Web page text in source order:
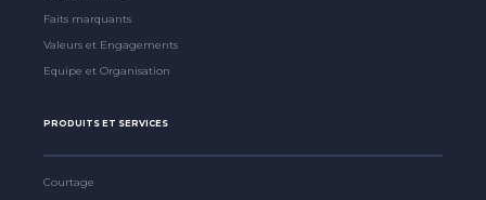
Faits marquants
Valeurs et Engagements
Equipe et Organisation
PRODUITS ET SERVICES
Courtage